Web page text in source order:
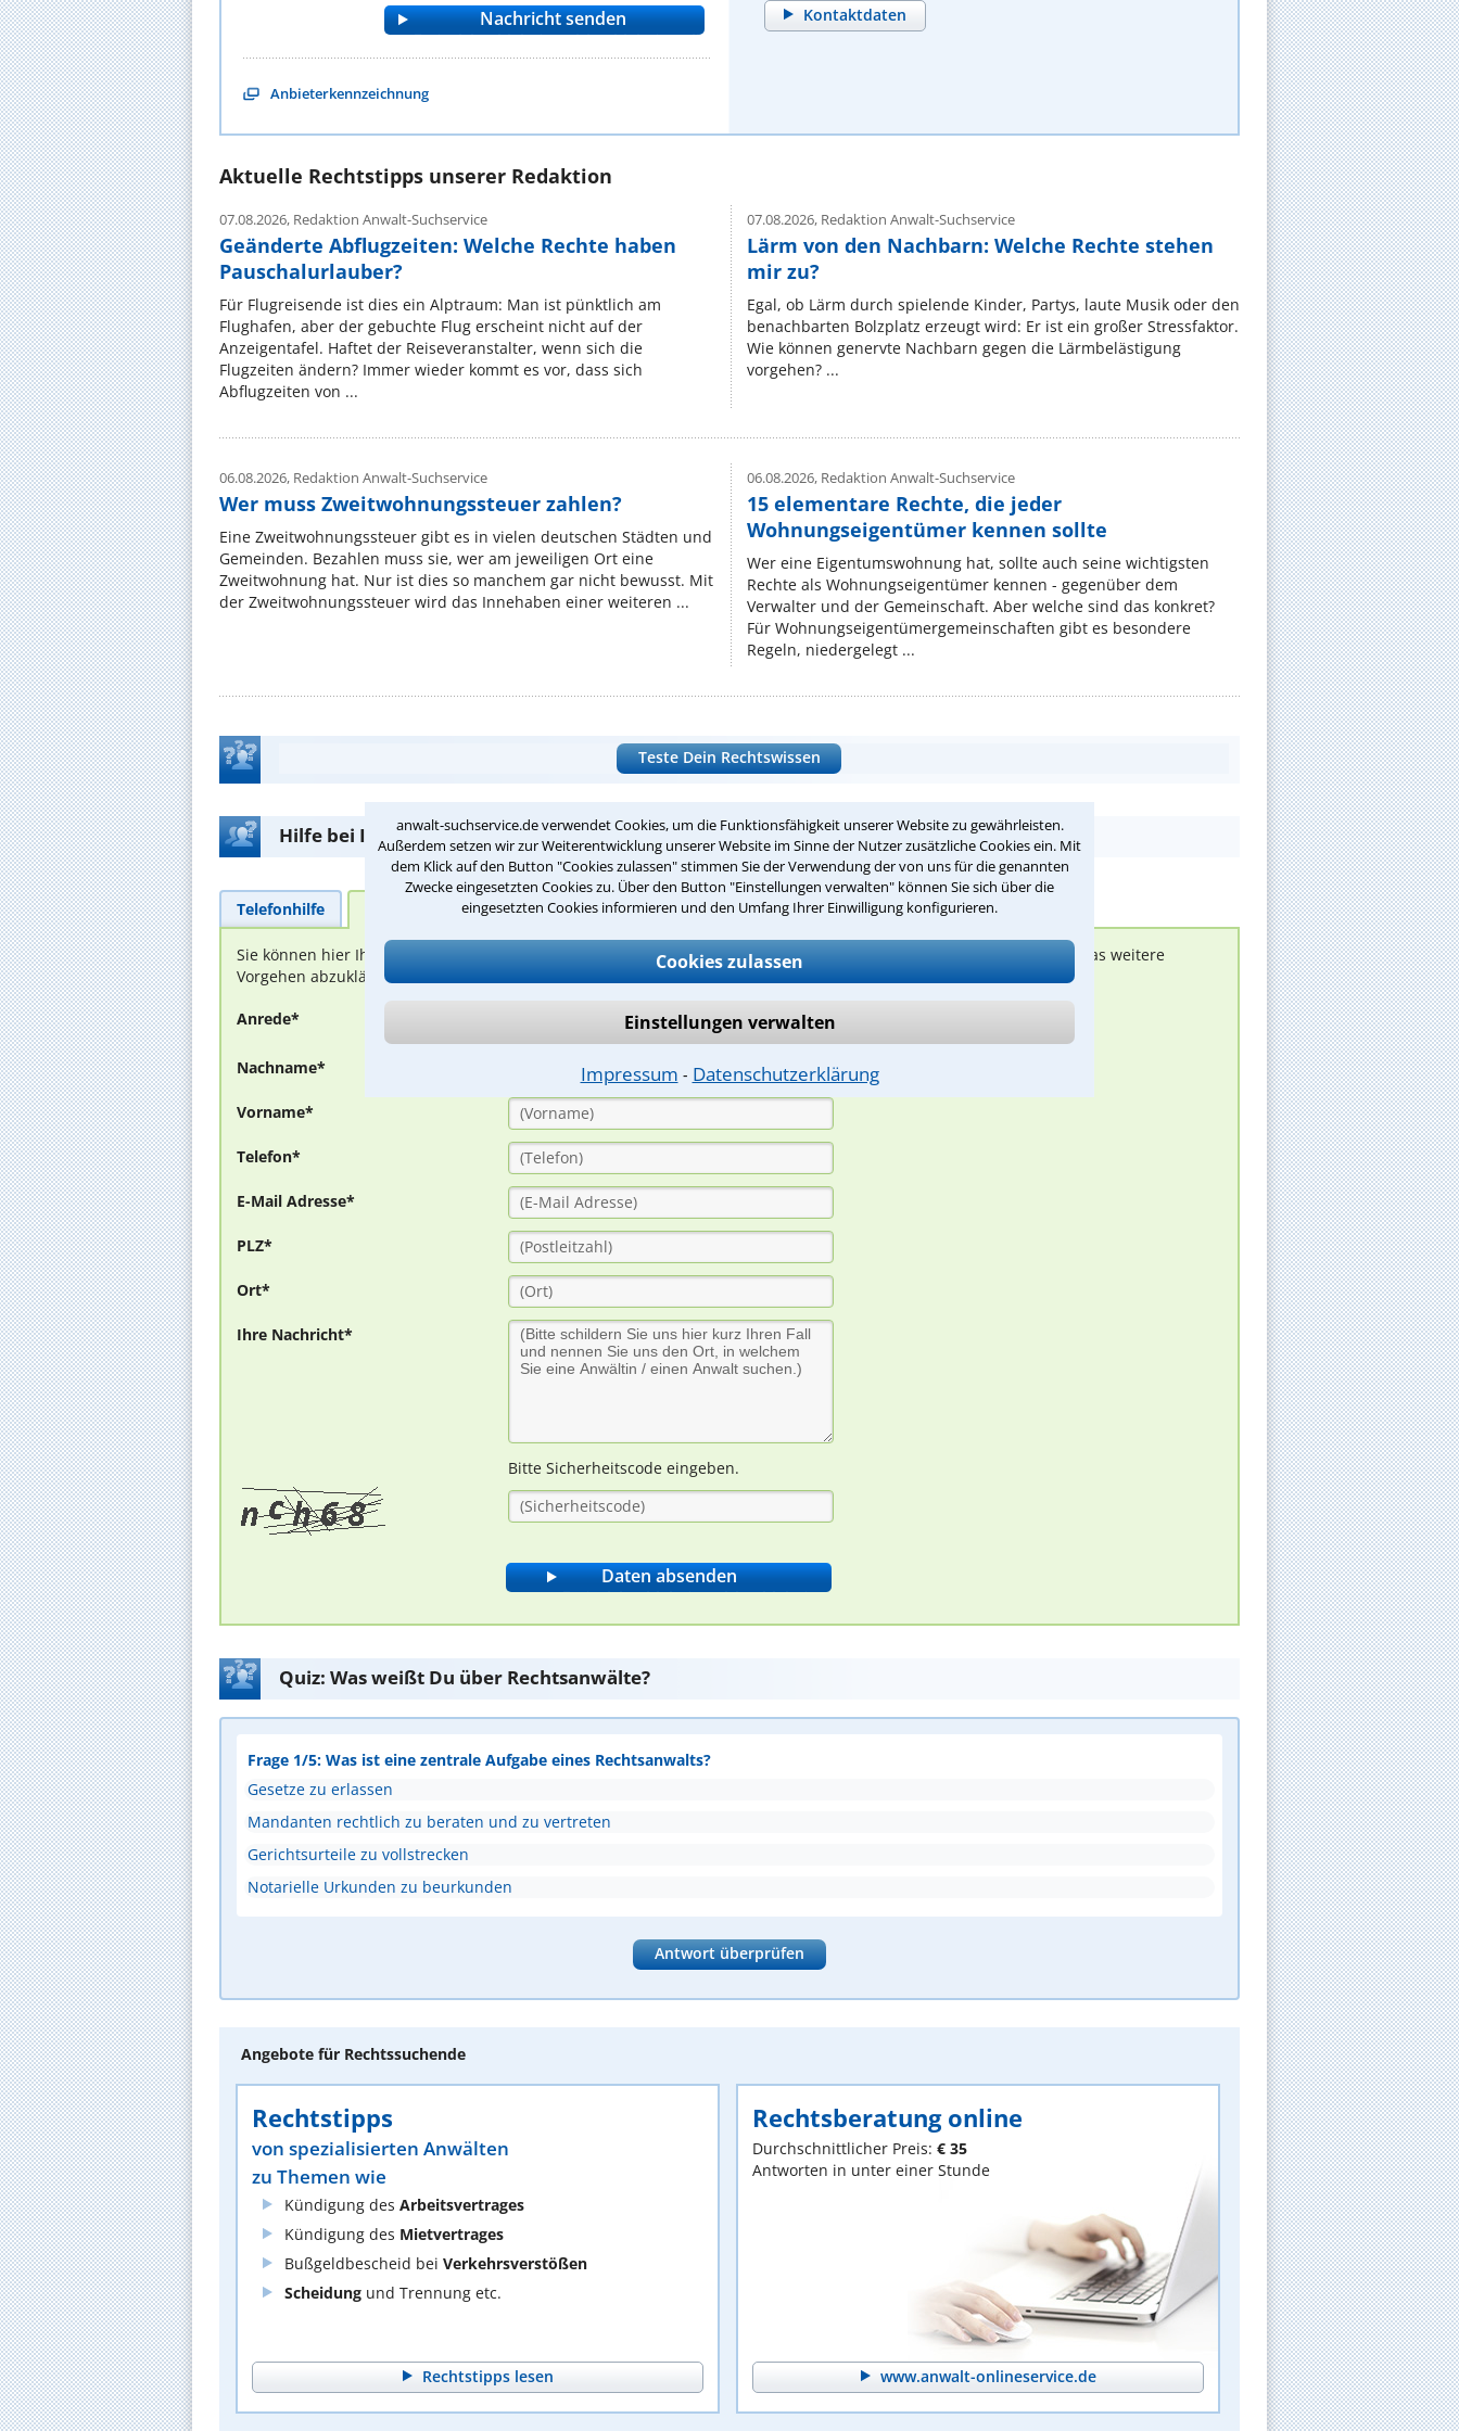
anwalt-suchservice.de verwendet Cookies, um die Funktionsfähigkeit unserer Website zu gewährleisten.
Außerdem setzen wir zur Weiterentwicklung unserer Website im Sinne der Nutzer zusätzliche Cookies ein. Mit
dem Klick auf den Button "Cookies zulassen" stimmen Sie der Verwendung der von uns für die genannten
Zwecke eingesetzten Cookies zu. Über den Button "Einstellungen verwalten" können Sie sich über die
eingesetzten Cookies informieren und den Umfang Ihrer Einwilligung konfigurieren.
Cookies zulassen
Einstellungen verwalten
Impressum ⁃ Datenschutzerklärung
Anbieterkennzeichnung
Kontaktdaten
Aktuelle Rechtstipps unserer Redaktion
07.08.2026, Redaktion Anwalt-Suchservice
Geänderte Abflugzeiten: Welche Rechte haben
Pauschalurlauber?
Für Flugreisende ist dies ein Alptraum: Man ist pünktlich am
Flughafen, aber der gebuchte Flug erscheint nicht auf der
Anzeigentafel. Haftet der Reiseveranstalter, wenn sich die
Flugzeiten ändern? Immer wieder kommt es vor, dass sich
Abflugzeiten von ...
07.08.2026,Redaktion Anwalt-Suchservice
Lärm von den Nachbarn: Welche Rechte stehen
mir zu?
Egal, ob Lärm durch spielende Kinder, Partys, laute Musik oder den
benachbarten Bolzplatz erzeugt wird: Er ist ein großer Stressfaktor.
Wie können genervte Nachbarn gegen die Lärmbelästigung
vorgehen? ...
06.08.2026, Redaktion Anwalt-Suchservice
Wer muss Zweitwohnungssteuer zahlen?
Eine Zweitwohnungssteuer gibt es in vielen deutschen Städten und
Gemeinden. Bezahlen muss sie, wer am jeweiligen Ort eine
Zweitwohnung hat. Nur ist dies so manchem gar nicht bewusst. Mit
der Zweitwohnungssteuer wird das Innehaben einer weiteren ...
06.08.2026,Redaktion Anwalt-Suchservice
15 elementare Rechte, die jeder
Wohnungseigentümer kennen sollte
Wer eine Eigentumswohnung hat, sollte auch seine wichtigsten
Rechte als Wohnungseigentümer kennen - gegenüber dem
Verwalter und der Gemeinschaft. Aber welche sind das konkret?
Für Wohnungseigentümergemeinschaften gibt es besondere
Regeln, niedergelegt ...
Teste Dein Rechtswissen
Hilfe bei Ihrer Anwaltsuche?
Telefonhilfe Beratungsanfrage
Sie können hier Ihren Fall schildern. Anschließend werden sich spezialisierte Rechtsanwälte bei Ihnen melden, um das weitere
Vorgehen abzuklären. Die Rückmeldung durch einen Anwalt ist für Sie kostenlos.
Anrede*
Nachname*
Vorname*
Telefon*
E-Mail Adresse*
PLZ*
Ort*
Ihre Nachricht*
Bitte Sicherheitscode eingeben.
Quiz: Was weißt Du über Rechtsanwälte?
Frage 1/5: Was ist eine zentrale Aufgabe eines Rechtsanwalts?
Gesetze zu erlassen
Mandanten rechtlich zu beraten und zu vertreten
Gerichtsurteile zu vollstrecken
Notarielle Urkunden zu beurkunden
Antwort überprüfen
Angebote für Rechtssuchende
Rechtstipps
von spezialisierten Anwälten
zu Themen wie
Kündigung des Arbeitsvertrages
Kündigung des Mietvertrages
Bußgeldbescheid bei Verkehrsverstößen
Scheidung und Trennung etc.
Rechtstipps lesen
Rechtsberatung online
Durchschnittlicher Preis: € 35
Antworten in unter einer Stunde
www.anwalt-onlineservice.de